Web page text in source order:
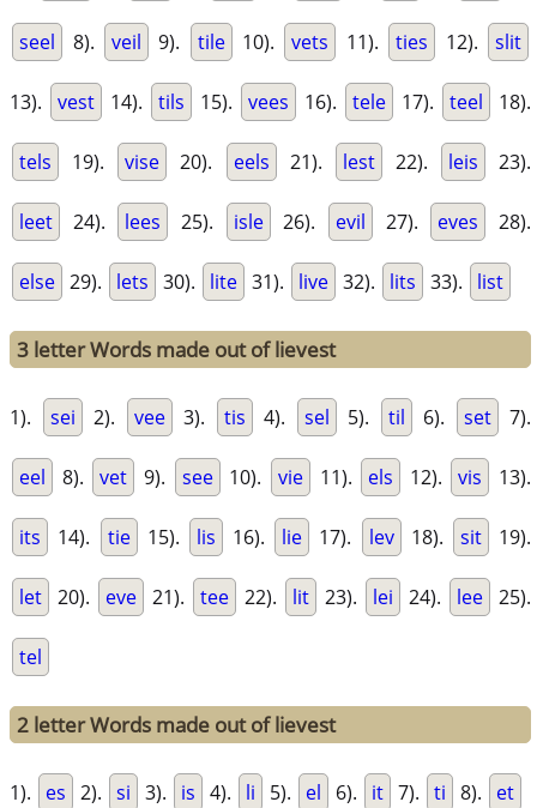
seel 8). veil 9). tile 10). vets 11). ties 12). slit
13). vest 14). tils 15). vees 16). tele 17). teel 18).
tels 19). vise 20). eels 21). lest 22). leis 23).
leet 24). lees 25). isle 26). evil 27). eves 28).
else 29). lets 30). lite 31). live 32). lits 33). list
3 letter Words made out of lievest
1). sei 2). vee 3). tis 4). sel 5). til 6). set 7).
eel 8). vet 9). see 10). vie 11). els 12). vis 13).
its 14). tie 15). lis 16). lie 17). lev 18). sit 19).
let 20). eve 21). tee 22). lit 23). lei 24). lee 25).
tel
2 letter Words made out of lievest
1). es 2). si 3). is 4). li 5). el 6). it 7). ti 8). et